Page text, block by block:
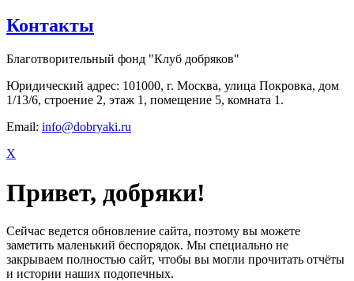
Контакты
Благотворительный фонд "Клуб добряков"
Юридический адрес: 101000, г. Москва, улица Покровка, дом
1/13/6, строение 2, этаж 1, помещение 5, комната 1.
Email: info@dobryaki.ru
X
Привет, добряки!
Сейчас ведется обновление сайта, поэтому вы можете
заметить маленький беспорядок. Мы специально не
закрываем полностью сайт, чтобы вы могли прочитать отчёты
и истории наших подопечных.